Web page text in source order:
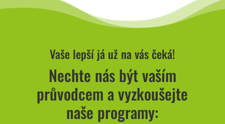
Vaše lepší já už na vás čeká!
Nechte nás být vaším
průvodcem a vyzkoušejte
naše programy: